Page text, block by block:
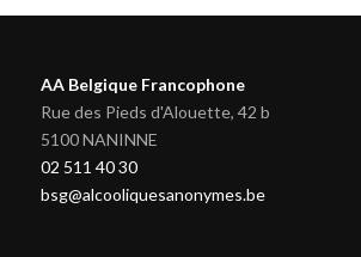
AA Belgique Francophone
Rue des Pieds d'Alouette, 42 b
5100 NANINNE
02 511 40 30
bsg@alcooliquesanonymes.be